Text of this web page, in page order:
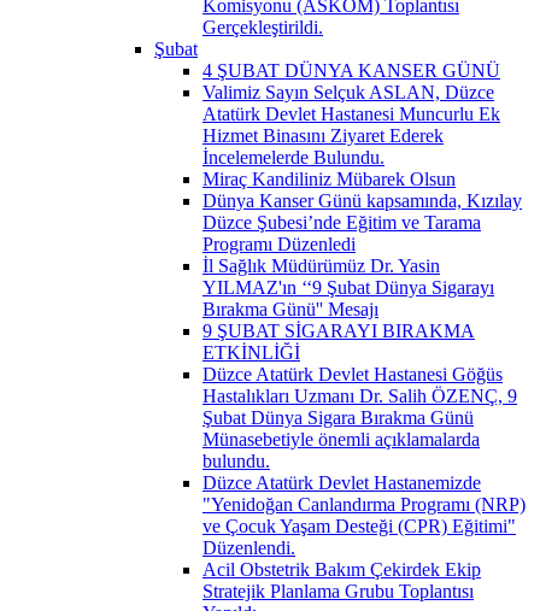
Komisyonu (ASKOM) Toplantısı
Gerçekleştirildi.
Şubat
4 ŞUBAT DÜNYA KANSER GÜNÜ
Valimiz Sayın Selçuk ASLAN, Düzce
Atatürk Devlet Hastanesi Muncurlu Ek
Hizmet Binasını Ziyaret Ederek
İncelemelerde Bulundu.
Miraç Kandiliniz Mübarek Olsun
Dünya Kanser Günü kapsamında, Kızılay
Düzce Şubesi’nde Eğitim ve Tarama
Programı Düzenledi
İl Sağlık Müdürümüz Dr. Yasin
YILMAZ'ın ‘‘9 Şubat Dünya Sigarayı
Bırakma Günü'' Mesajı
9 ŞUBAT SİGARAYI BIRAKMA
ETKİNLİĞİ
Düzce Atatürk Devlet Hastanesi Göğüs
Hastalıkları Uzmanı Dr. Salih ÖZENÇ, 9
Şubat Dünya Sigara Bırakma Günü
Münasebetiyle önemli açıklamalarda
bulundu.
Düzce Atatürk Devlet Hastanemizde
"Yenidoğan Canlandırma Programı (NRP)
ve Çocuk Yaşam Desteği (CPR) Eğitimi"
Düzenlendi.
Acil Obstetrik Bakım Çekirdek Ekip
Stratejik Planlama Grubu Toplantısı